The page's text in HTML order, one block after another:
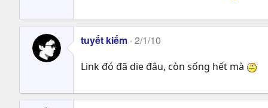
tuyết kiếm 2/1/10
Link đó đã die đâu, còn sống hết mà